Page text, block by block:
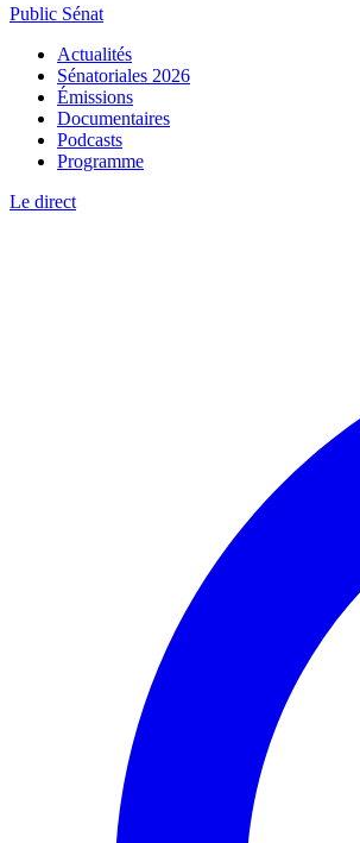
Public Sénat
Actualités
Sénatoriales 2026
Émissions
Documentaires
Podcasts
Programme
Le direct